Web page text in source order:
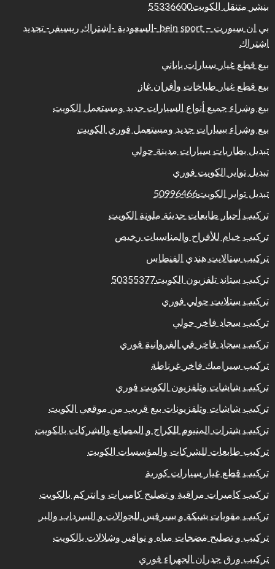
بنشر متنقل الكويت55336600
بي ان سبورت – bein sport -السعودية -اشتراك ريسيفر- تجديد
اشتراك
بيع قطع غيار سيارات ياباني
بيع قطع غيار طباخات وأفران غاز
بيع وشراء جميع أنواع السيارات جديد ومستعمل الكويت
بيع وشراء سيارات جديد ومستعمل فوري الكويت
تبديل بطاريات سيارات مدينة حولي
تبديل تواير الكويت فوري
تبديل تواير الكويت50996466
تركيب أحبار طابعات حديثة ملونة الكويت
تركيب خيام للأفراح والمناسبات رخيص
تركيب ستالايت هندي الفنطاس
تركيب ستاند تلفزيون الكويت50355377
تركيب ستلايت حولي فوري
تركيب سجاد فاخر حولي
تركيب سجاد فاخر في الفروانية فوري
تركيب سيراميك فاخر غرناطة
تركيب شاشات وتلفزيون الكويت فوري
تركيب شاشات وتلفزيونات بيع قريب من موقعي الكويت
تركيب شترات المنيوم للكراج و المصانع والشركات بالكويت
تركيب طابعات للشركات والمؤسسات الكويت
تركيب قطع غيار سيارات كورية
تركيب كاميرات مراقبة و تصليح كاميرات و انتركم بالكويت
تركيب مقويات شبكة و سيرفس للجوالات و السرداب والبر
تركيب و تصليح مضخات مياه و نوافير وشلالات بالكويت
تركيب ورق جدران الجهراء فوري